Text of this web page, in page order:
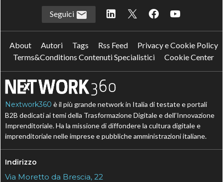
Seguici
About Autori Tags Rss Feed
Privacy e Cookie Policy
Terms&Conditions Contenuti Specialistici
Cookie Center
Nextwork360 è il più grande network in Italia di testate e portali
B2B dedicati ai temi della Trasformazione Digitale e dell’Innovazione
Imprenditoriale. Ha la missione di diffondere la cultura digitale e
imprenditoriale nelle imprese e pubbliche amministrazioni italiane.
Indirizzo
Via Moretto da Brescia, 22